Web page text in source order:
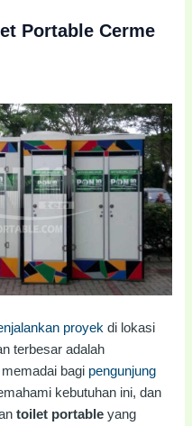
Portable Cerme
proyek di lokasi
terbesar adalah
bagi pengunjung
kebutuhan ini, dan
toilet portable yang